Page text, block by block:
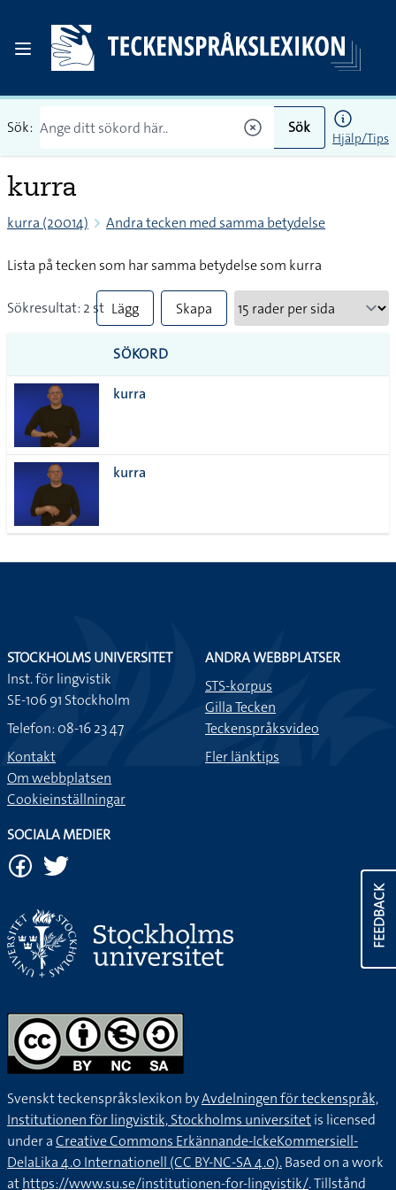
Sök: Sök
Hjälp/Tips
kurra
kurra (20014) Andra tecken med samma betydelse
Lista på tecken som har samma betydelse som kurra
Sökresultat: 2 st Lägg
till
alla i
Skapa
SÖKORD
kurra
kurra
FEEDBACK
STOCKHOLMS UNIVERSITET
Inst. för lingvistik
SE-106 91 Stockholm
Telefon: 08-16 23 47
Kontakt
Om webbplatsen
Cookieinställningar
ANDRA WEBBPLATSER
STS-korpus
Gilla Tecken
Teckenspråksvideo
Fler länktips
SOCIALA MEDIER
Svenskt teckenspråkslexikon byAvdelningen för teckenspråk,
Institutionen för lingvistik, Stockholms universitetis licensed
under aCreative Commons Erkännande-IckeKommersiell-
DelaLika 4.0 Internationell (CC BY-NC-SA 4.0).Based on a work
athttps://www.su.se/institutionen-for-lingvistik/. Tillstånd